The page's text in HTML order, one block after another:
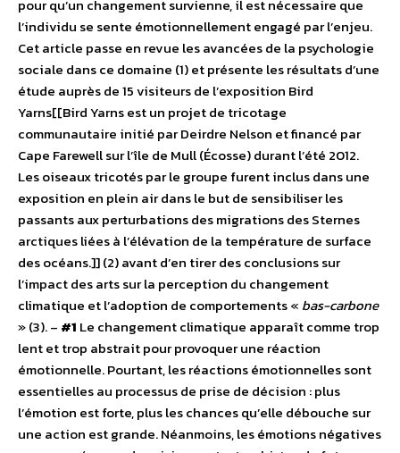
pour qu’un changement survienne, il est nécessaire que
l’individu se sente émotionnellement engagé par l’enjeu.
Cet article passe en revue les avancées de la psychologie
sociale dans ce domaine (1) et présente les résultats d’une
étude auprès de 15 visiteurs de l’exposition Bird
Yarns[[Bird Yarns est un projet de tricotage
communautaire initié par Deirdre Nelson et financé par
Cape Farewell sur l’île de Mull (Écosse) durant l’été 2012.
Les oiseaux tricotés par le groupe furent inclus dans une
exposition en plein air dans le but de sensibiliser les
passants aux perturbations des migrations des Sternes
arctiques liées à l’élévation de la température de surface
des océans.]] (2) avant d’en tirer des conclusions sur
l’impact des arts sur la perception du changement
climatique et l’adoption de comportements « bas-carbone
» (3). – #1 Le changement climatique apparaît comme trop
lent et trop abstrait pour provoquer une réaction
émotionnelle. Pourtant, les réactions émotionnelles sont
essentielles au processus de prise de décision : plus
l’émotion est forte, plus les chances qu’elle débouche sur
une action est grande. Néanmoins, les émotions négatives